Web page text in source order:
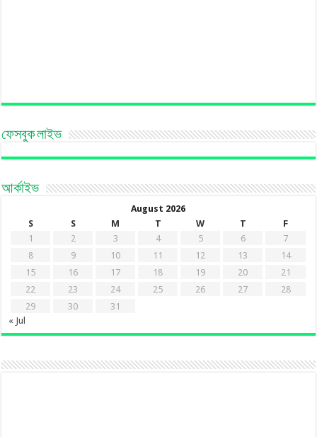
ফেসবুক লাইভ
আর্কাইভ
August 2026
S
S M T W T
F
1
2 3 4 5 6
7
8
9 10 11 12 13
14
15
16 17 18 19 20
21
22
23 24 25 26 27
28
29
30
31
« Jul